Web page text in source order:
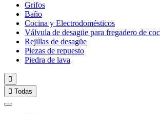
Grifos
Baño
Cocina y Electrodomésticos
Válvula de desagüe para fregadero de
Rejillas de desagüe
Piezas de repuesto
Piedra de lava

 Todas